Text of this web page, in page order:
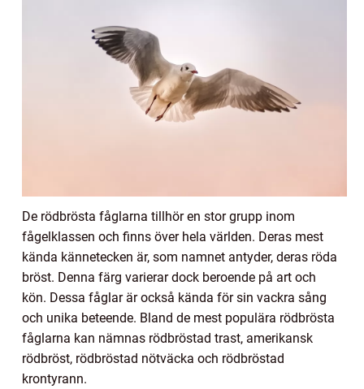
De rödbrösta fåglarna tillhör en stor grupp inom
fågelklassen och finns över hela världen. Deras mest
kända kännetecken är, som namnet antyder, deras röda
bröst. Denna färg varierar dock beroende på art och
kön. Dessa fåglar är också kända för sin vackra sång
och unika beteende. Bland de mest populära rödbrösta
fåglarna kan nämnas rödbröstad trast, amerikansk
rödbröst, rödbröstad nötväcka och rödbröstad
krontyrann.